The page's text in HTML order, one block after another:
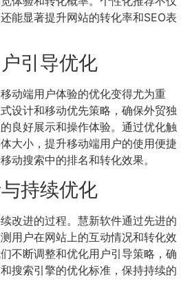
能显著提升网站的转化率和SEO表
引导优化
动端用户体验的优化变得尤为重
设计和移动优先策略，确保外贸独
良好展示和操作体验。通过优化触
大小，提升移动端用户的使用便捷
动搜索中的排名和转化效果。
持续优化
改进的过程。慧新软件通过先进的
用户在网站上的互动情况和转化效
不断调整和优化用户引导策略，确
搜索引擎的优化标准，保持持续的